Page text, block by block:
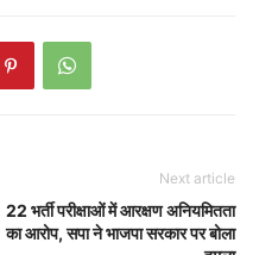
Next article
22 भर्ती परीक्षाओं में आरक्षण अनियमितता
का आरोप, सपा ने भाजपा सरकार पर बोला